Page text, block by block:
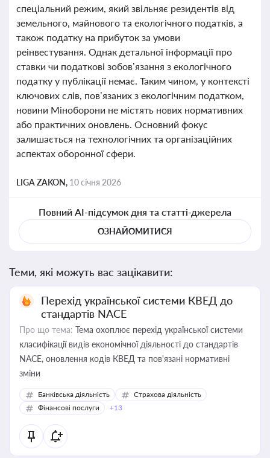
спеціальний режим, який звільняє резидентів від
земельного, майнового та екологічного податків, а
також податку на прибуток за умови
реінвестування. Однак детальної інформації про
ставки чи податкові зобов’язання з екологічного
податку у публікації немає. Таким чином, у контексті
ключових слів, пов’язаних з екологічним податком,
новини Міноборони не містять нових нормативних
або практичних оновлень. Основний фокус
залишається на технологічних та організаційних
аспектах оборонної сфери.
LIGA ZAKON, 10 січня 2026
Повний AI-підсумок дня та статті-джерела
ОЗНАЙОМИТИСЯ
Теми, які можуть вас зацікавити:
Перехід української системи КВЕД до
стандартів NACE
Про що тема: Тема охоплює перехід української системи
класифікації видів економічної діяльності до стандартів
NACE, оновлення кодів КВЕД та пов'язані нормативні
зміни
Банківська діяльність
Страхова діяльність
Фінансові послуги
+13